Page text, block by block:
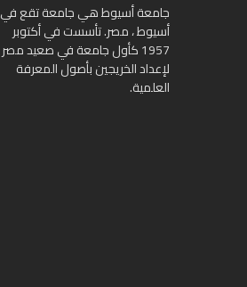
جامعة أسيوط هي جامعة تقع في
أسيوط ، مصر. تأسست في أكتوبر
1957 كأول جامعة في صعيد مصر
لإعداد الخريجين بأصول المعرفة
العلمية.